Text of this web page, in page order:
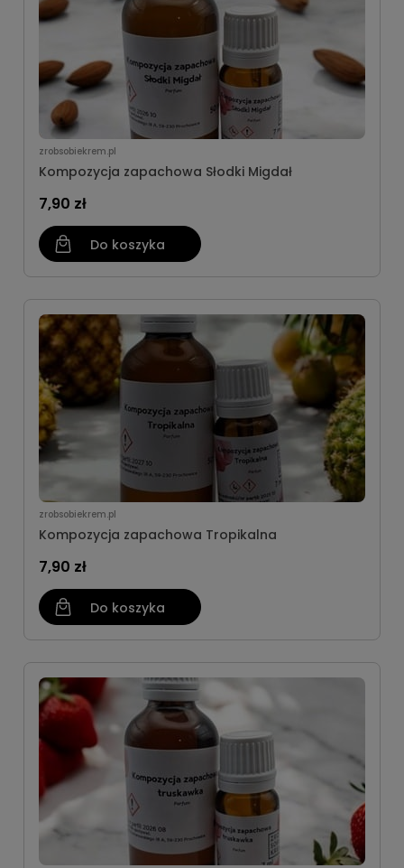
zrobsobiekrem.pl
Kompozycja zapachowa Słodki Migdał
7,90 zł
Do koszyka
zrobsobiekrem.pl
Kompozycja zapachowa Tropikalna
7,90 zł
Do koszyka